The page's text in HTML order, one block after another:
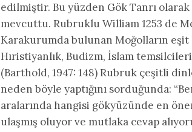
edilmiştir. Bu yüzden Gök Tanrı olarak
mevcuttu. Rubruklu William 1253 de
Karakurumda bulunan Moğolların
Hıristiyanlık, Budizm, İslam
(Barthold, 1947: 148) Rubruk çeşitli
neden böyle yaptığını sorduğunda:
aralarında hangisi gökyüzünde en
ulaşmış oluyor ve mutlaka cevap